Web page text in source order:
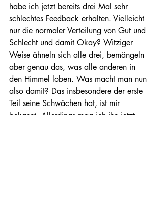
habe ich jetzt bereits drei Mal sehr
schlechtes Feedback erhalten. Vielleicht
nur die normaler Verteilung von Gut und
Schlecht und damit Okay? Witziger
Weise ähneln sich alle drei, bemängeln
aber genau das, was alle anderen in
den Himmel loben. Was macht man nun
also damit? Das insbesondere der erste
Teil seine Schwächen hat, ist mir
bekannt. Allerdings mag ich ihn jetzt